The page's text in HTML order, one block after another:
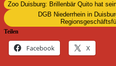
Zoo Duisburg: Brillenbär Quito hat
DGB Niederrhein in
Teilen
Facebook X